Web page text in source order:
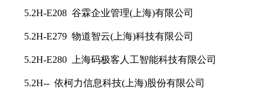
5.2H-E208 谷霖企业管理(上海)有限公司
5.2H-E279 物道智云(上海)科技有限公司
5.2H-E280 上海码极客人工智能科技有限公司
5.2H-- 依柯力信息科技(上海)股份有限公司